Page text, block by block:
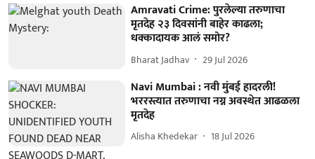
Amravati Crime: पुरलेल्या तरुणाचा
मृतदेह २३ दिवसांनी बाहेर काढला;
धक्कादायक आलं समोर?
Bharat Jadhav 29 Jul 2026
Navi Mumbai : नवी मुंबई हादरली!
भररस्त्यात तरुणाचा नग्न अवस्थेत आढळला
मृतदेह
Alisha Khedekar 18 Jul 2026